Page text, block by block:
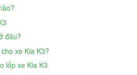
đâu?
xe Kia K3?
lốp xe Kia K3